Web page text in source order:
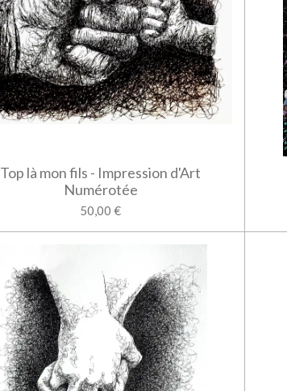
Top là mon fils - Impression d'Art
Numérotée
50,00 €